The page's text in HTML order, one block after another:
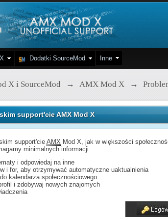
Dodatki SourceMod Inne
X i SourceMod → AMX Mod X →
support'cie AMX Mod X
support'cieAMX Mod X, jak w większości
minimalnych informacji.
i odpowiedaj na inne
i for, aby otrzymywać automatyczne uaktualnienia
kalendarza społecznościowego
i zdobywaj nowych znajomych